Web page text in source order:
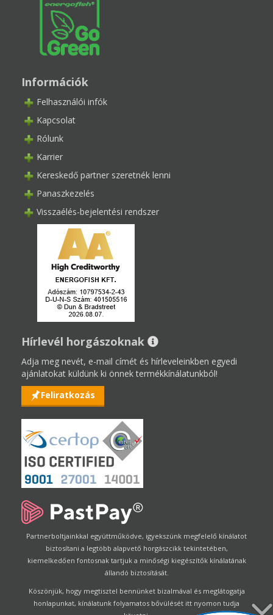
Információk
Felhasználói infók
Kapcsolat
Rólunk
Karrier
Kereskedő partner szeretnék lenni
Panaszkezelés
Visszaélés-bejelentési rendszer
Hírlevél horgászoknak
Adja meg nevét, e-mail címét és hírleveleinkben egyedi
ajánlatokat küldünk ki önnek termékkínálatunkból!
Feliratkozás
Partnerboltjainkkal együttműködve, igyekszünk megfelelő kínálatot
biztosítani a legtöbb alapvető horgászcikk tekintetében,
kiemelkedően fontosnak tartjuk a minőségi kiegészítők kínálatának
állandó biztosítását.
Köszönjük, hogy megtisztel bennünket bizalmával és meglátogatja
honlapunkat, kínálatunk folyamatos bővülését itt nyomon tudja